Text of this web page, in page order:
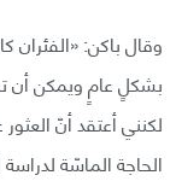
وقال باكن: «الفئران
بشكلٍ عامٍ ويمكن أن
لكنني أعتقد أنّ
الحاجة الماسّة